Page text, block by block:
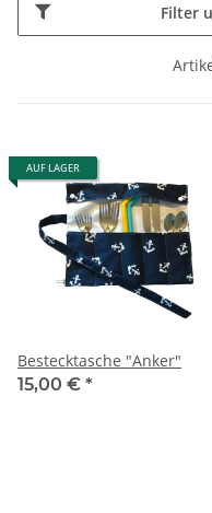
Filter
AUF LAGER
Bestecktasche "Anker"
15,00 € *